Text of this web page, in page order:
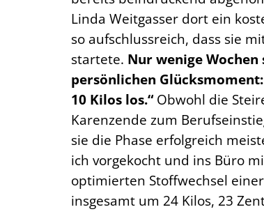
Linda Weitgasser dort ein
so aufschlussreich, dass sie
startete. Nur wenige
persönlichen
10 Kilos los.“Obwohl die
Karenzende zum
sie die Phase erfolgreich
ich vorgekocht und ins Büro
optimierten Stoffwechsel
insgesamt um 24 Kilos, 23